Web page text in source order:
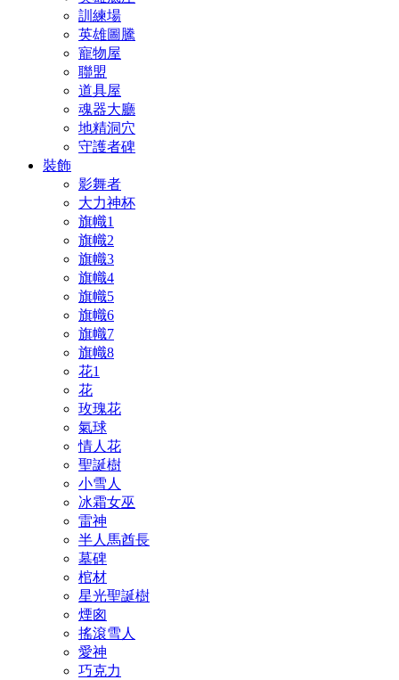
訓練場
英雄圖騰
寵物屋
聯盟
道具屋
魂器大廳
地精洞穴
守護者碑
裝飾
影舞者
大力神杯
旗幟1
旗幟2
旗幟3
旗幟4
旗幟5
旗幟6
旗幟7
旗幟8
花1
花
玫瑰花
氣球
情人花
聖誕樹
小雪人
冰霜女巫
雷神
半人馬酋長
墓碑
棺材
星光聖誕樹
煙囪
搖滾雪人
愛神
巧克力